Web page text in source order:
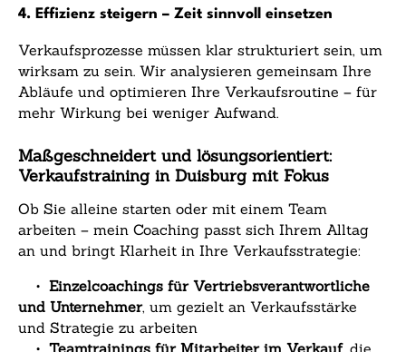
4. Effizienz steigern – Zeit sinnvoll einsetzen
Verkaufsprozesse müssen klar strukturiert sein, um
wirksam zu sein. Wir analysieren gemeinsam Ihre
Abläufe und optimieren Ihre Verkaufsroutine – für
mehr Wirkung bei weniger Aufwand.
Maßgeschneidert und lösungsorientiert:
Verkaufstraining in Duisburg mit Fokus
Ob Sie alleine starten oder mit einem Team
arbeiten – mein Coaching passt sich Ihrem Alltag
an und bringt Klarheit in Ihre Verkaufsstrategie:
• Einzelcoachings für Vertriebsverantwortliche
und Unternehmer, um gezielt an Verkaufsstärke
und Strategie zu arbeiten